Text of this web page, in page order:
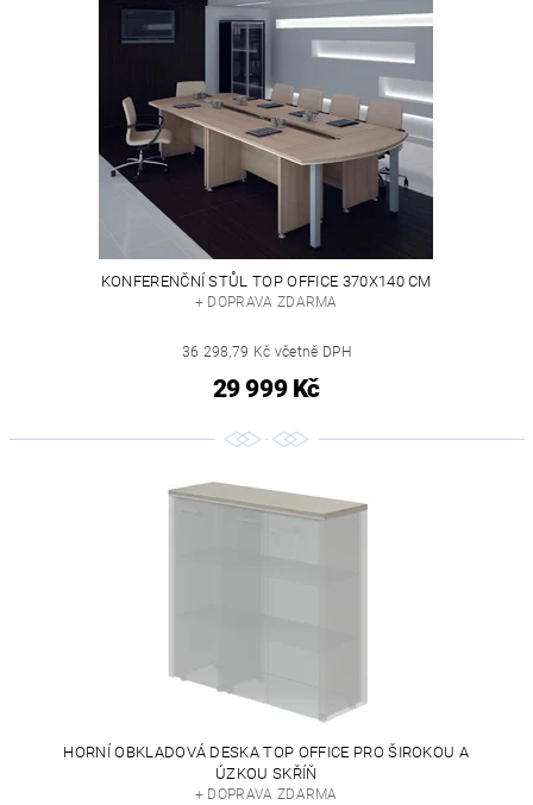
KONFERENČNÍ STŮL TOP OFFICE 370X140 CM
+ DOPRAVA ZDARMA
36 298,79 Kč včetně DPH
29 999 Kč
HORNÍ OBKLADOVÁ DESKA TOP OFFICE PRO ŠIROKOU A
ÚZKOU SKŘÍŇ
+ DOPRAVA ZDARMA